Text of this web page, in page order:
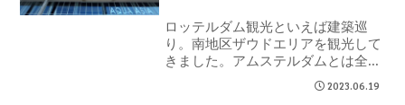
ロッテルダム観光といえば建築巡
り。南地区ザウドエリアを観光して
きました。アムステルダムとは全く
違った様相の近代建築が集まる進化
し続ける街ロッテルダムザウドの美
2023.06.19